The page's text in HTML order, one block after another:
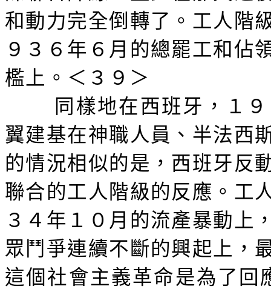
和動力完全倒轉了。工人階
９３６年６月的總罷工和佔
檻上。＜３９＞
同樣地在西班牙，１
翼建基在神職人員、半法西
的情況相似的是，西班牙反
聯合的工人階級的反應。工
３４年１０月的流產暴動上
眾鬥爭連續不斷的興起上，
這個社會主義革命是為了